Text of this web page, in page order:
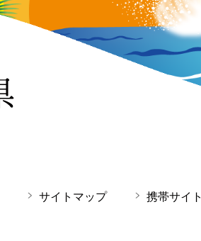
サイトマップ 携帯サイト